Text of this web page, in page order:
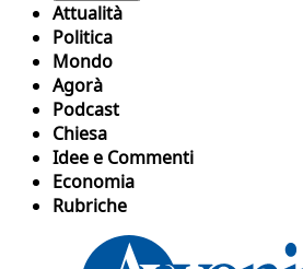
Attualità
Politica
Mondo
Agorà
Podcast
Chiesa
Idee e Commenti
Economia
Rubriche